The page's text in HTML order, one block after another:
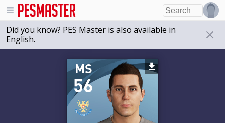
Did you know? PES Master is also available in
English.
56
MS